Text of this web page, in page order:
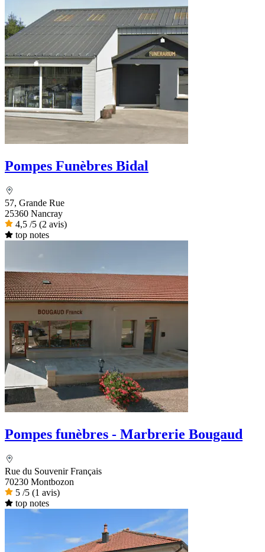
Pompes Funèbres Bidal
57, Grande Rue
25360 Nancray
4,5 /5 (2 avis)
top notes
Pompes funèbres - Marbrerie Bougaud
Rue du Souvenir Français
70230 Montbozon
5 /5 (1 avis)
top notes